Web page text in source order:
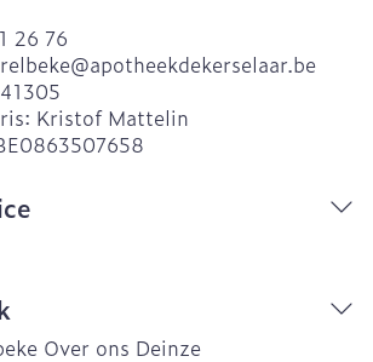
26 76
apotheekdekerselaar.be
Kristof Mattelin
Over ons Deinze